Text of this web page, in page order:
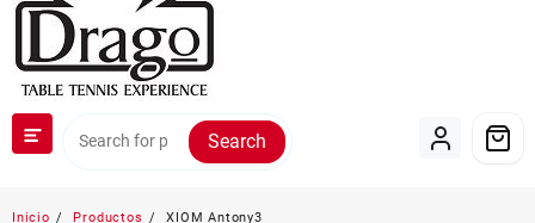
Search
Inicio Productos XIOM Antony3